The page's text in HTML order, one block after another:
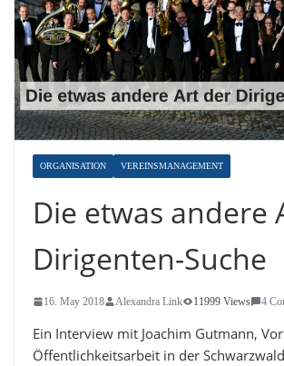
ORGANISATION VEREINSMANAGEMENT
Die etwas andere
Dirigenten-Suche
16. May 2018 Alexandra Link 11999 Views 4
Ein Interview mit Joachim Gutmann,
Öffentlichkeitsarbeit in der